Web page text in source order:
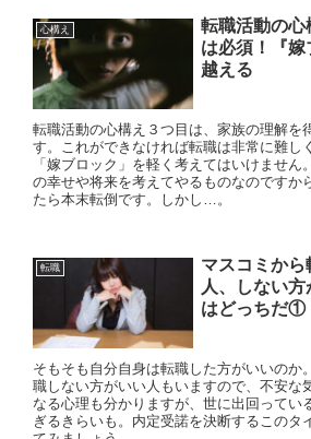
心構え
転職活動の
は必須！『嫁
越える
転職活動の心構え３つ目は、家族の理解を
す。これができなければ転職は非常に難し
「嫁ブロック」を軽く考えてはいけません
の幸せや将来を考えてやるものなのですか
たら本末転倒です。しかし…。
転職
マスコミか
人、しない
はどっちだ①
そもそも自分自身は転職した方がいいのか
職しない方がいい人もいますので、不安な
なる心理も分かりますが、世に出回ってい
ぎるきらいも。内定受諾を決断するこのタ